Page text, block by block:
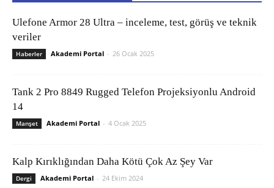
Ulefone Armor 28 Ultra – inceleme, test, görüş ve teknik
veriler
Haberler Akademi Portal - 26 Ocak 2025
Tank 2 Pro 8849 Rugged Telefon Projeksiyonlu Android
14
Manşet Akademi Portal - 4 Ocak 2025
Kalp Kırıklığından Daha Kötü Çok Az Şey Var
Dergi Akademi Portal - 24 Ekim 2024